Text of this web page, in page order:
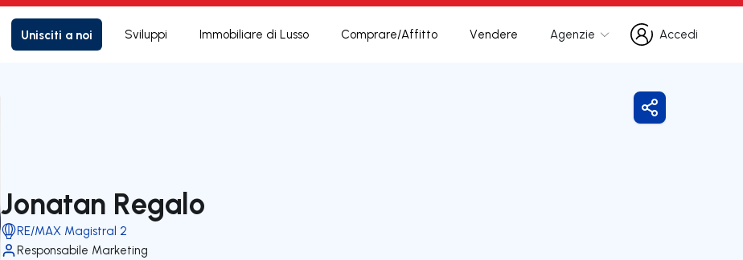
Unisciti a noi Sviluppi Immobiliare di Lusso Comprare/Affitto Vendere Agenzie
Accedi
Accedi
Jonatan Regalo
RE/MAX Magistral 2
Responsabile Marketing
Condividi